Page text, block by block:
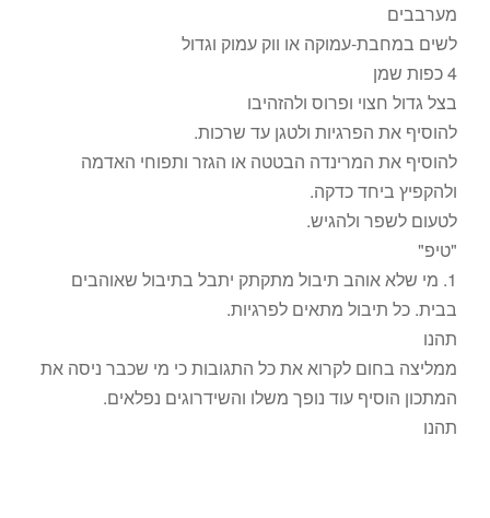
מערבבים
לשים במחבת-עמוקה או ווק עמוק וגדול
4 כפות שמן
בצל גדול חצוי ופרוס ולהזהיבו
להוסיף את הפרגיות ולטגן עד שרכות.
להוסיף את המרינדה הבטטה או הגזר ותפוחי האדמה
ולהקפיץ ביחד כדקה.
לטעום לשפר ולהגיש.
"טיפ"
1. מי שלא אוהב תיבול מתקתק יתבל בתיבול שאוהבים
בבית. כל תיבול מתאים לפרגיות.
תהנו
ממליצה בחום לקרוא את כל התגובות כי מי שכבר ניסה את
המתכון הוסיף עוד נופך משלו והשידרוגים נפלאים.
תהנו